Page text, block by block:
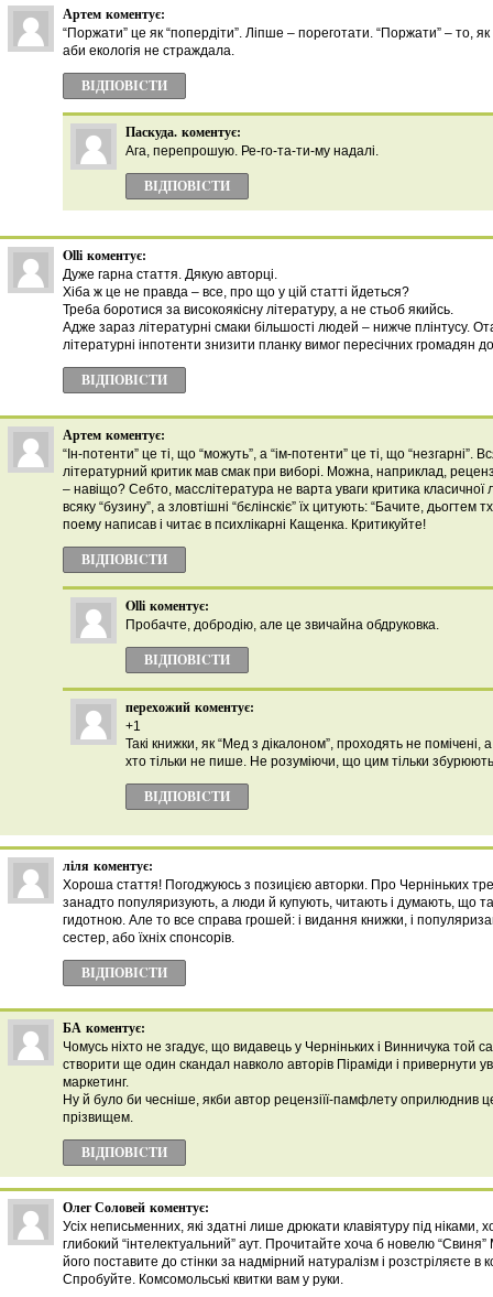
Артем коментує:
“Поржати” це як “попердіти”. Ліпше – пореготати. “Поржати” – то,
аби екологія не страждала.
ВІДПОВІCТИ
Паскуда. коментує:
Ага, перепрошую. Ре-го-та-ти-му надалі.
ВІДПОВІCТИ
Olli коментує:
Дуже гарна стаття. Дякую авторці.
Хіба ж це не правда – все, про що у цій статті йдеться?
Треба боротися за високоякісну літературу, а не стьоб якийсь.
Адже зараз літературні смаки більшості людей – нижче плінтусу.
літературні інпотенти знизити планку вимог пересічних громадян
ВІДПОВІCТИ
Артем коментує:
“Ін-потенти” це ті, що “можуть”, а “ім-потенти” це ті, що “незгарні”.
літературний критик мав смак при виборі. Можна, наприклад,
– навіщо? Себто, масслітература не варта уваги критика класичної
всяку “бузину”, а зловтішні “бєлінскіє” їх цитують: “Бачите,
поему написав і читає в психлікарні Кащенка. Критикуйте!
ВІДПОВІCТИ
Olli коментує:
Пробачте, добродію, але це звичайна обдруковка.
ВІДПОВІCТИ
перехожий коментує:
+1
Такі книжки, як “Мед з дікалоном”, проходять не помічені,
хто тільки не пише. Не розуміючи, що цим тільки збурюють
ВІДПОВІCТИ
ліля коментує:
Хороша стаття! Погоджуюсь з позицією авторки. Про Черніньких
занадто популяризують, а люди й купують, читають і думають, що
гидотною. Але то все справа грошей: і видання книжки, і
сестер, або їхніх спонсорів.
ВІДПОВІCТИ
БА коментує:
Чомусь ніхто не згадує, що видавець у Черніньких і Винничука той
створити ще один скандал навколо авторів Піраміди і привернути
маркетинг.
Ну й було би чесніше, якби автор рецензіїї-памфлету оприлюднив
прізвищем.
ВІДПОВІCТИ
Олег Соловей коментує:
Усіх неписьменних, які здатні лише дрюкати клавіятуру під ніками,
глибокий “інтелектуальний” аут. Прочитайте хоча б новелю
його поставите до стінки за надмірний натуралізм і розстріляєте в
Спробуйте. Комсомольські квитки вам у руки.